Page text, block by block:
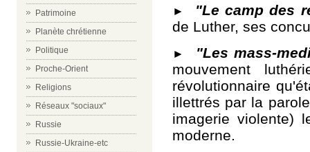
Patrimoine
Planète chrétienne
Politique
Proche-Orient
Religions
Réseaux "sociaux"
Russie
Russie-Ukraine-etc
►
"Le camp des
de Luther, ses
►
"Les mass-
mouvement
révolutionnaire
illettrés par la
imagerie violente)
moderne.